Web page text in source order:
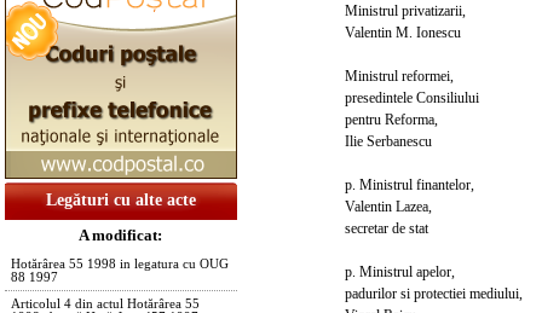
Legături cu alte acte
A modificat:
Hotărârea 55 1998 in legatura cu OUG
88 1997
Articolul 4 din actul Hotărârea 55
Ministrul privatizarii,
Valentin M. Ionescu
Ministrul reformei,
presedintele Consiliului
pentru Reforma,
Ilie Serbanescu
p. Ministrul finantelor,
Valentin Lazea,
secretar de stat
p. Ministrul apelor,
padurilor si protectiei mediului,